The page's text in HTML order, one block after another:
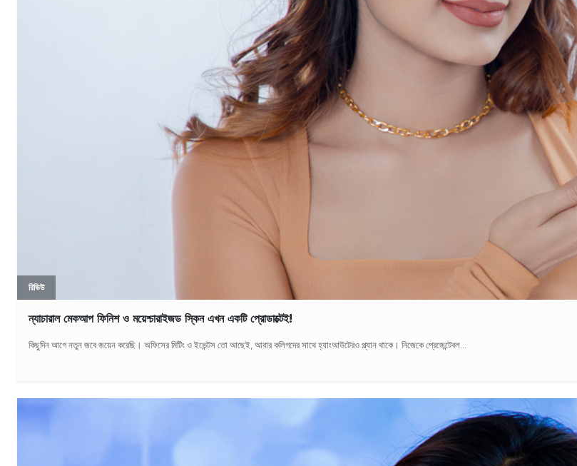
রিভিউ
ন্যাচারাল মেকআপ ফিনিশ ও ময়েশ্চারাইজড স্কিন এখন একটি প্রোডাক্টেই!
কিছুদিন আগে নতুন জবে জয়েন করেছি। অফিসের মিটিং ও ইভেন্টস তো আছেই, আবার কলিগদের সাথে হ্যাংআউটেরও প্ল্যান থাকে। নিজেকে প্রেজেন্টেবল...